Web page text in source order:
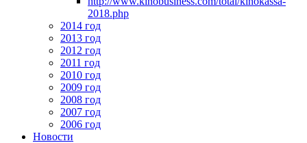
2018.php
2014 год
2013 год
2012 год
2011 год
2010 год
2009 год
2008 год
2007 год
2006 год
Новости